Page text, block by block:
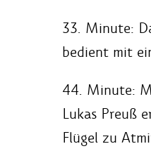
33. Minute:
bedient mit
44. Minute:
Lukas Preuß
Flügel zu